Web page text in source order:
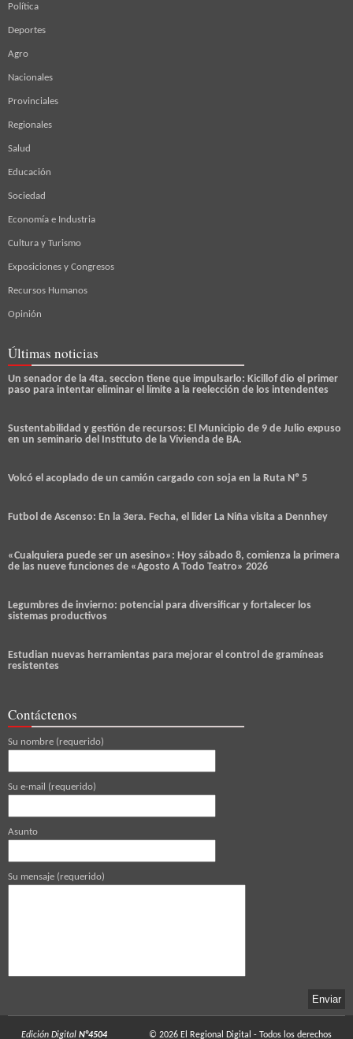
Política
Deportes
Agro
Nacionales
Provinciales
Regionales
Salud
Educación
Sociedad
Economía e Industria
Cultura y Turismo
Exposiciones y Congresos
Recursos Humanos
Opinión
Últimas noticias
Un senador de la 4ta. seccion tiene que impulsarlo: Kicillof dio el primer
paso para intentar eliminar el límite a la reelección de los intendentes
Sustentabilidad y gestión de recursos: El Municipio de 9 de Julio expuso
en un seminario del Instituto de la Vivienda de BA.
Volcó el acoplado de un camión cargado con soja en la Ruta Nº 5
Futbol de Ascenso: En la 3era. Fecha, el lider La Niña visita a Dennhey
«Cualquiera puede ser un asesino»: Hoy sábado 8, comienza la primera
de las nueve funciones de «Agosto A Todo Teatro» 2026
Legumbres de invierno: potencial para diversificar y fortalecer los
sistemas productivos
Estudian nuevas herramientas para mejorar el control de gramíneas
resistentes
Contáctenos
Su nombre (requerido)
Su e-mail (requerido)
Asunto
Su mensaje (requerido)
Edición Digital N°4504 © 2026 El Regional Digital - Todos los derechos